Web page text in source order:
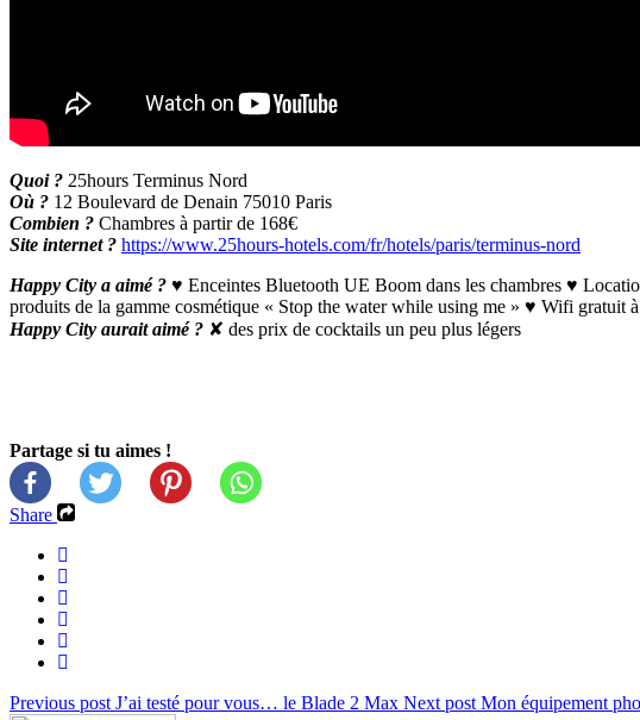
Quoi ? 25hours Terminus Nord
Où ? 12 Boulevard de Denain 75010 Paris
Combien ? Chambres à partir de 168€
Site internet ? https://www.25hours-hotels.com/fr/hotels/paris/terminus-nord
Happy City a aimé ? ♥ Enceintes Bluetooth UE Boom dans les chambres ♥
produits de la gamme cosmétique « Stop the water while using me » ♥ Wifi gratuit
Happy City aurait aimé ? ✘ des prix de cocktails un peu plus légers
Partage si tu aimes !
Share
Previous post J’ai testé pour vous… le Blade 2 Max Next post Mon équipement